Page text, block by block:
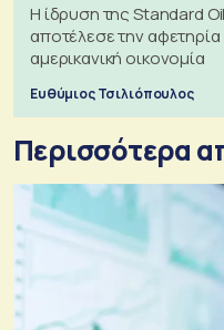
Η ίδρυση της Standard
αποτέλεσε την
αμερικανική οικονομία
Ευθύμιος Τσιλιόπουλος
Περισσότερα